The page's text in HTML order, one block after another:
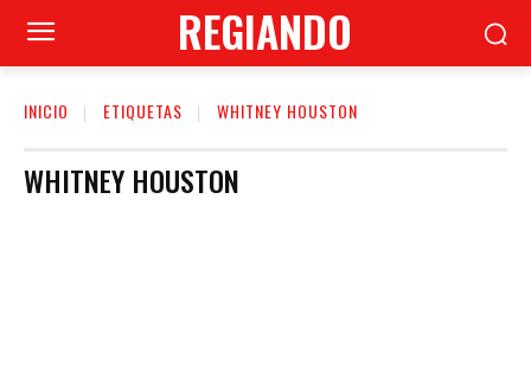
REGIANDO
INICIO ETIQUETAS WHITNEY HOUSTON
WHITNEY HOUSTON